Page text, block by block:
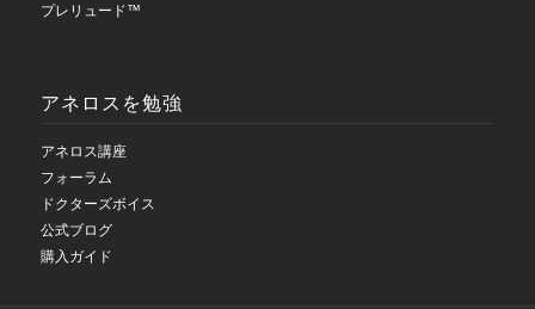
プレリュード™
アネロスを勉強
アネロス講座
フォーラム
ドクターズボイス
公式ブログ
購入ガイド